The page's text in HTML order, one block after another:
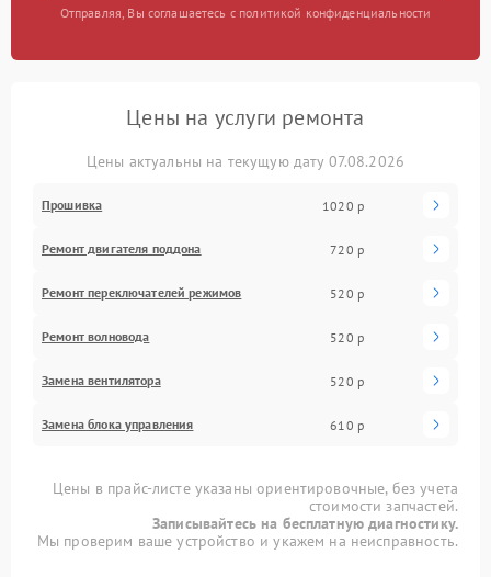
Отправляя, Вы соглашаетесь с политикой конфиденциальности
Цены на услуги ремонта
Цены актуальны на текущую дату 07.08.2026
Прошивка 1020 р
Ремонт двигателя поддона 720 р
Ремонт переключателей режимов 520 р
Ремонт волновода 520 р
Замена вентилятора 520 р
Замена блока управления 610 р
Цены в прайс-листе указаны ориентировочные, без учета
стоимости запчастей.
Записывайтесь на бесплатную диагностику.
Мы проверим ваше устройство и укажем на неисправность.